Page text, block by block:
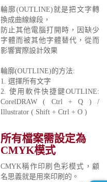
輪廓(OUTLINE)就是把文字轉
換成曲線線段，
防止其他電腦打開時，因缺少
字體而被其他字體替代，從而
影響實際設計效果
輪廓(OUTLINE)的方法:
1. 選擇所有文字
2. 使用軟件快捷鍵OUTLINE:
CorelDRAW ( Ctrl + Q ) /
Illustrator ( Shift + Ctrl + O )
所有檔案需設定為
CMYK模式
CMYK稱作印刷色彩模式，顧
名思義就是用來印刷的。